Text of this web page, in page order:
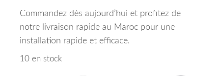
Commandez dès aujourd’hui et profitez de
notre livraison rapide au Maroc pour une
installation rapide et efficace.
10 en stock